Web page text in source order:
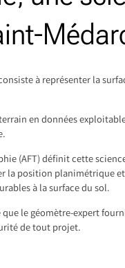
à représenter la
en données
(AFT) définit cette
la position planimétrique
à la surface du sol.
le géomètre-expert
de tout projet.